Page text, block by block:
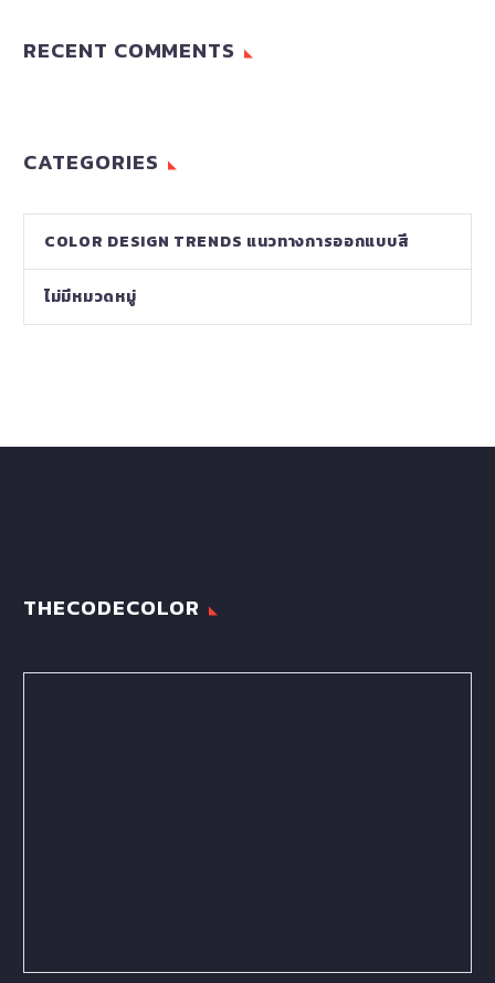
RECENT COMMENTS
CATEGORIES
COLOR DESIGN TRENDS แนวทางการออกแบบสี
ไม่มีหมวดหมู่
THECODECOLOR